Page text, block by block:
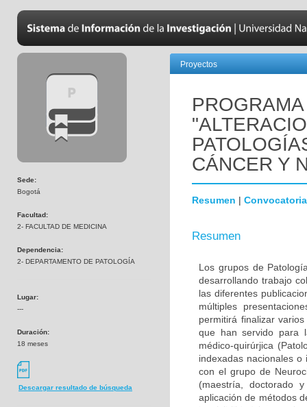
Sede:
Bogotá
Facultad:
2- FACULTAD DE MEDICINA
Dependencia:
2- DEPARTAMENTO DE PATOLOGÍA
Lugar:
---
Duración:
18 meses
Descargar resultado de búsqueda
Proyectos
CÁNCER Y
Resumen | Convocatoria
Resumen
Los grupos de
desarrollando trabajo
las diferentes
múltiples
permitirá finalizar
que han servido para
médico-quirúrjica
indexadas nacionales
con el grupo de
(maestría, doctorado
aplicación de métodos